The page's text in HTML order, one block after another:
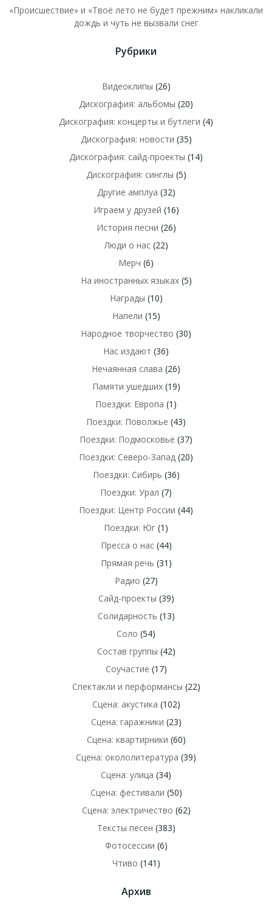
«Происшествие» и «Твоё лето не будет прежним» накликали
дождь и чуть не вызвали снег
Рубрики
Видеоклипы (26)
Дискография: альбомы (20)
Дискография: концерты и бутлеги (4)
Дискография: новости (35)
Дискография: сайд-проекты (14)
Дискография: синглы (5)
Другие амплуа (32)
Играем у друзей (16)
История песни (26)
Люди о нас(22)
Мерч (6)
На иностранных языках(5)
Награды (10)
Напели (15)
Народное творчество (30)
Нас издают (36)
Нечаянная слава (26)
Памяти ушедших(19)
Поездки: Европа (1)
Поездки: Поволжье (43)
Поездки: Подмосковье (37)
Поездки: Северо-Запад (20)
Поездки: Сибирь (36)
Поездки: Урал (7)
Поездки: Центр России (44)
Поездки: Юг (1)
Пресса о нас(44)
Прямая речь (31)
Радио (27)
Сайд-проекты (39)
Солидарность (13)
Соло (54)
Состав группы (42)
Соучастие (17)
Спектакли и перформансы (22)
Сцена: акустика (102)
Сцена: гаражники (23)
Сцена: квартирники (60)
Сцена: окололитература (39)
Сцена: улица (34)
Сцена: фестивали (50)
Сцена: электричество (62)
Тексты песен (383)
Фотосессии (6)
Чтиво (141)
Архив